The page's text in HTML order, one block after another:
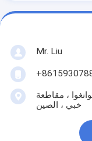
Mr. Liu
، مقاطعة
خبي ، الصين